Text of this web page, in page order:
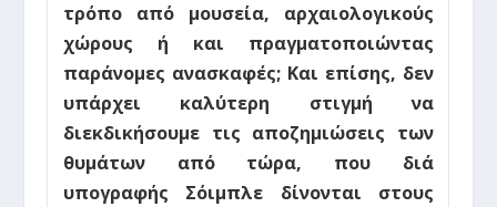
τρόπο από μουσεία, αρχαιολογικούς
χώρους ή και πραγματοποιώντας
παράνομες ανασκαφές; Και επίσης, δεν
υπάρχει καλύτερη στιγμή να
διεκδικήσουμε τις αποζημιώσεις των
θυμάτων από τώρα, που διά
υπογραφής Σόιμπλε δίνονται στους